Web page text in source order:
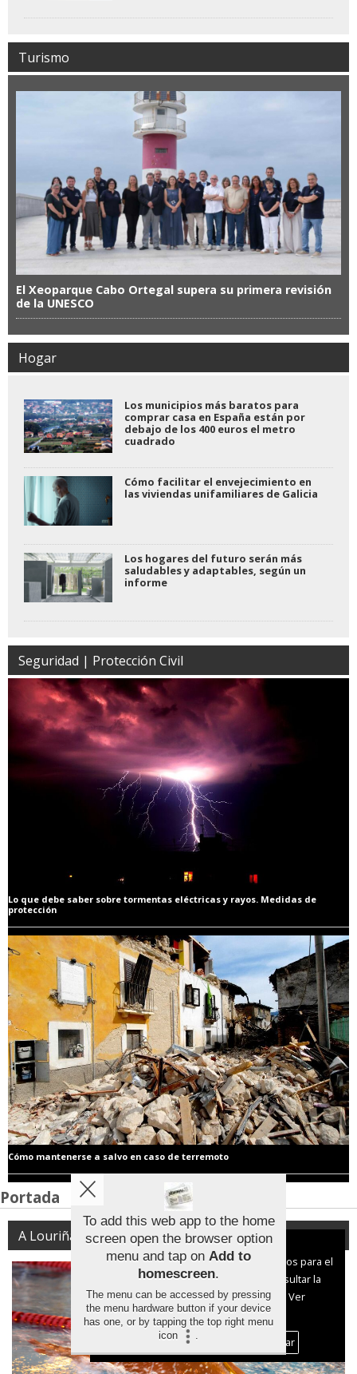
Turismo
El Xeoparque Cabo Ortegal supera su primera revisión
de la UNESCO
Hogar
Los municipios más baratos para
comprar casa en España están por
debajo de los 400 euros el metro
cuadrado
Cómo facilitar el envejecimiento en
las viviendas unifamiliares de Galicia
Los hogares del futuro serán más
saludables y adaptables, según un
informe
Seguridad | Protección Civil
Lo que debe saber sobre tormentas eléctricas y rayos. Medidas de
protección
Cómo mantenerse a salvo en caso de terremoto
Portada
A Louriña
Aviso sobre el Uso de cookies:
Utilizamos cookies nuestras y de terceros para el
funcionamiento del digital. Puedes consultar la
lista de cookies y como desconectarlas.
Ver
nuestra Política de Privacidad y Cookies
Aceptar Cookies
Personalizar
To add this web app to the home
screen open the browser option
menu and tap on Add to
homescreen.
The menu can be accessed by pressing
the menu hardware button if your device
has one, or by tapping the top right menu
icon
.